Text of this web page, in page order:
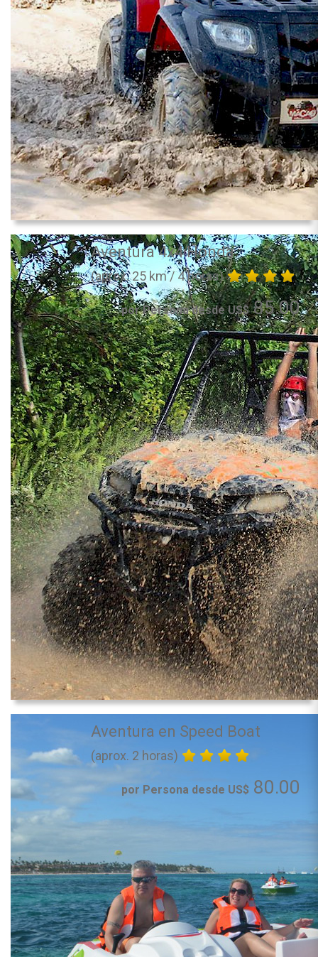
Aventura 4x4 Honda
(aprox. 25 km / 4 horas)
por Persona desde US$85.00
Aventura en Speed Boat
(aprox. 2 horas)
por Persona desde US$ 80.00